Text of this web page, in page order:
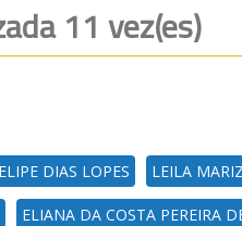
11 vez(es)
DIAS LOPES LEILA
ELIANA DA COSTA PEREIRA